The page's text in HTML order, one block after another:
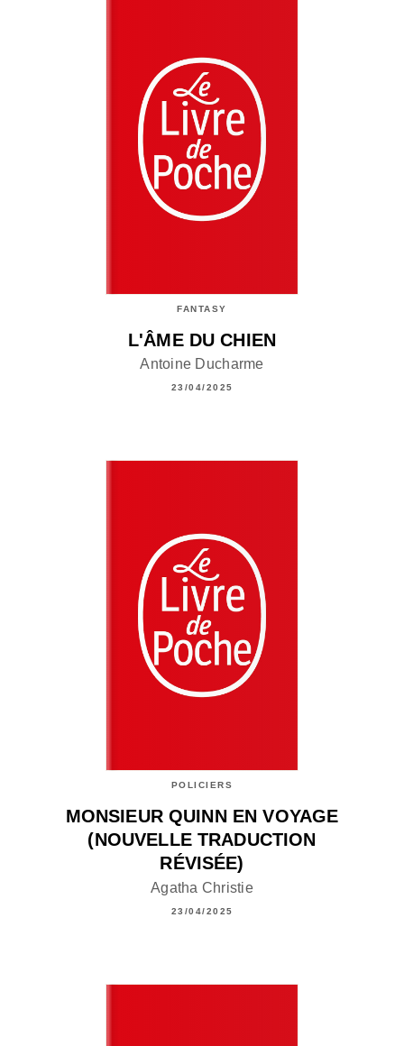
FANTASY
L'ÂME DU CHIEN
Antoine Ducharme
23/04/2025
POLICIERS
MONSIEUR QUINN EN VOYAGE
(NOUVELLE TRADUCTION
RÉVISÉE)
Agatha Christie
23/04/2025